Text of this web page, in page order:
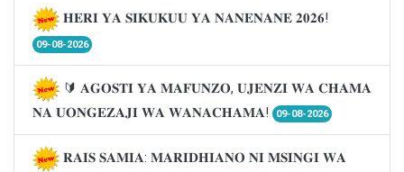
𝐇𝐄𝐑𝐈 𝐘𝐀 𝐒𝐈𝐊𝐔𝐊𝐔𝐔 𝐘𝐀 𝐍𝐀𝐍𝐄𝐍𝐀𝐍𝐄 𝟐𝟎𝟐𝟔!
09-08-2026
🔰 𝐀𝐆𝐎𝐒𝐓𝐈 𝐘𝐀 𝐌𝐀𝐅𝐔𝐍𝐙𝐎, 𝐔𝐉𝐄𝐍𝐙𝐈 𝐖𝐀 𝐂𝐇𝐀𝐌𝐀
𝐍𝐀 𝐔𝐎𝐍𝐆𝐄𝐙𝐀𝐉𝐈 𝐖𝐀 𝐖𝐀𝐍𝐀𝐂𝐇𝐀𝐌𝐀!
09-08-2026
𝐑𝐀𝐈𝐒 𝐒𝐀𝐌𝐈𝐀: 𝐌𝐀𝐑𝐈𝐃𝐇𝐈𝐀𝐍𝐎 𝐍𝐈 𝐌𝐒𝐈𝐍𝐆𝐈 𝐖𝐀